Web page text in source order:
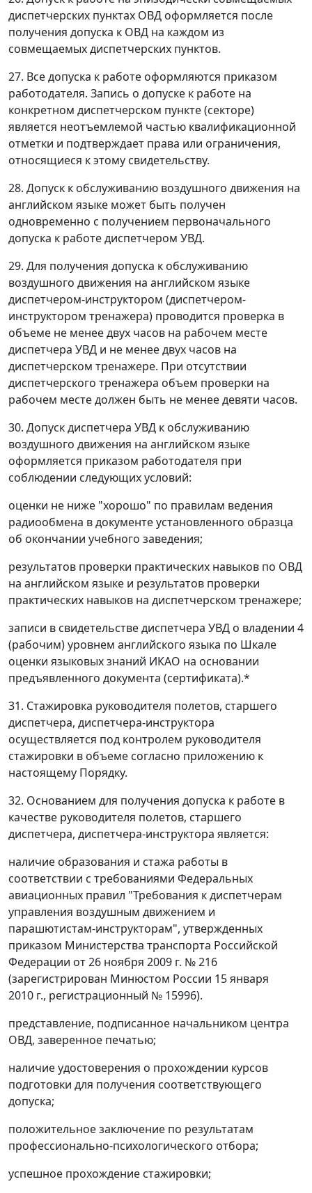
диспетчерских пунктах ОВД оформляется после
получения допуска к ОВД на каждом из
совмещаемых диспетчерских пунктов.
27. Все допуска к работе оформляются приказом
работодателя. Запись о допуске к работе на
конкретном диспетчерском пункте (секторе)
является неотъемлемой частью квалификационной
отметки и подтверждает права или ограничения,
относящиеся к этому свидетельству.
28. Допуск к обслуживанию воздушного движения на
английском языке может быть получен
одновременно с получением первоначального
допуска к работе диспетчером УВД.
29. Для получения допуска к обслуживанию
воздушного движения на английском языке
диспетчером-инструктором (диспетчером-
инструктором тренажера) проводится проверка в
объеме не менее двух часов на рабочем месте
диспетчера УВД и не менее двух часов на
диспетчерском тренажере. При отсутствии
диспетчерского тренажера объем проверки на
рабочем месте должен быть не менее девяти часов.
30. Допуск диспетчера УВД к обслуживанию
воздушного движения на английском языке
оформляется приказом работодателя при
соблюдении следующих условий:
оценки не ниже "хорошо" по правилам ведения
радиообмена в документе установленного образца
об окончании учебного заведения;
результатов проверки практических навыков по ОВД
на английском языке и результатов проверки
практических навыков на диспетчерском тренажере;
записи в свидетельстве диспетчера УВД о владении 4
(рабочим) уровнем английского языка по Шкале
оценки языковых знаний ИКАО на основании
предъявленного документа (сертификата).*
31. Стажировка руководителя полетов, старшего
диспетчера, диспетчера-инструктора
осуществляется под контролем руководителя
стажировки в объеме согласно приложению к
настоящему Порядку.
32. Основанием для получения допуска к работе в
качестве руководителя полетов, старшего
диспетчера, диспетчера-инструктора является:
наличие образования и стажа работы в
соответствии с требованиями Федеральных
авиационных правил "Требования к диспетчерам
управления воздушным движением и
парашютистам-инструкторам", утвержденных
приказом Министерства транспорта Российской
Федерации от 26 ноября 2009 г. № 216
(зарегистрирован Минюстом России 15 января
2010 г., регистрационный № 15996).
представление, подписанное начальником центра
ОВД, заверенное печатью;
наличие удостоверения о прохождении курсов
подготовки для получения соответствующего
допуска;
положительное заключение по результатам
профессионально-психологического отбора;
успешное прохождение стажировки;